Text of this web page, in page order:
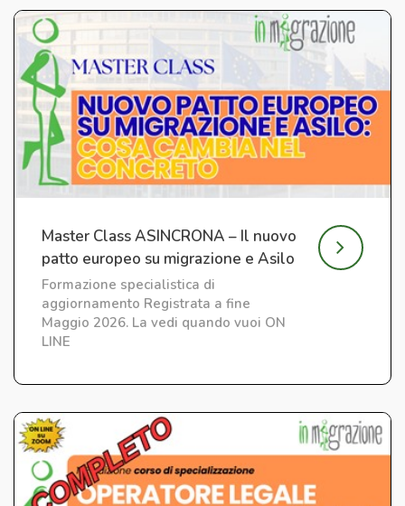
Master Class ASINCRONA – Il nuovo
patto europeo su migrazione e Asilo
Formazione specialistica di
aggiornamento Registrata a fine
Maggio 2026. La vedi quando vuoi ON
LINE